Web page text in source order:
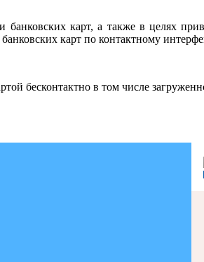
карт, а также в целях
карт по контактному
бесконтактно в том числе